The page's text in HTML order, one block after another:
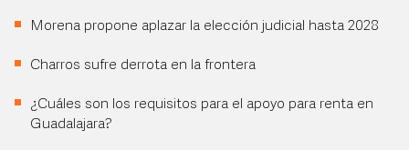
Morena propone aplazar la elección judicial hasta 2028
Charros sufre derrota en la frontera
¿Cuáles son los requisitos para el apoyo para renta en
Guadalajara?